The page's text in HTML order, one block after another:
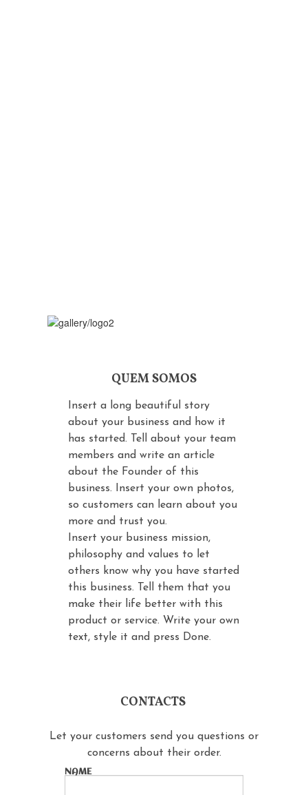
Insert a long beautiful story
about your business and how it
has started. Tell about your team
members and write an article
about the Founder of this
business. Insert your own photos,
so customers can learn about you
more and trust you.
Insert your business mission,
philosophy and values to let
others know why you have started
this business. Tell them that you
make their life better with this
product or service. Write your own
text, style it and press Done.
QUEM SOMOS
CONTACTS
NAME
Let your customers send you questions or
concerns about their order.